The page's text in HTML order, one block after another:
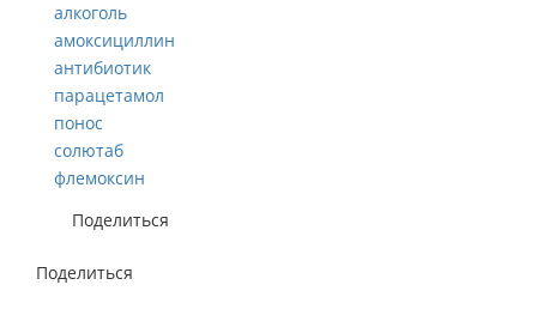
алкоголь
амоксициллин
антибиотик
парацетамол
понос
солютаб
флемоксин
Поделиться
Поделиться